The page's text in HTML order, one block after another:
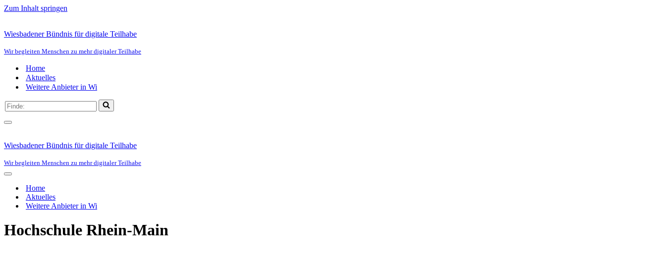
Zum Inhalt springen
Wiesbadener Bündnis für digitale Teilhabe
Wir begleiten Menschen zu mehr digitaler Teilhabe
Home
Aktuelles
Weitere Anbieter in Wi
Suchen
nach …
Navigationsmenü
Wiesbadener Bündnis für digitale Teilhabe
Wir begleiten Menschen zu mehr digitaler Teilhabe
Navigationsmenü
Home
Aktuelles
Weitere Anbieter in Wi
Hochschule Rhein-Main